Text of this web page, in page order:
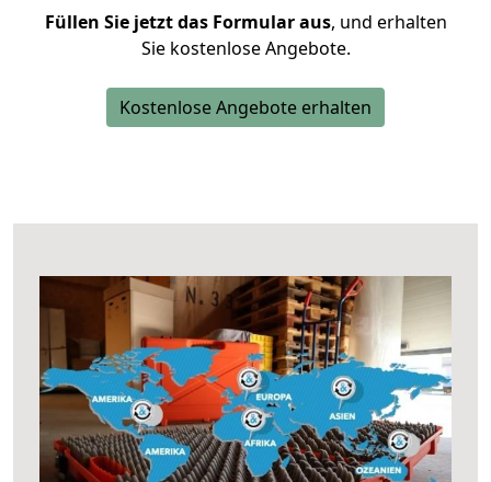
Füllen Sie jetzt das Formular aus, und erhalten
Sie kostenlose Angebote.
Kostenlose Angebote erhalten